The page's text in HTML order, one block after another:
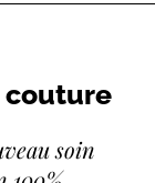
couture
soin